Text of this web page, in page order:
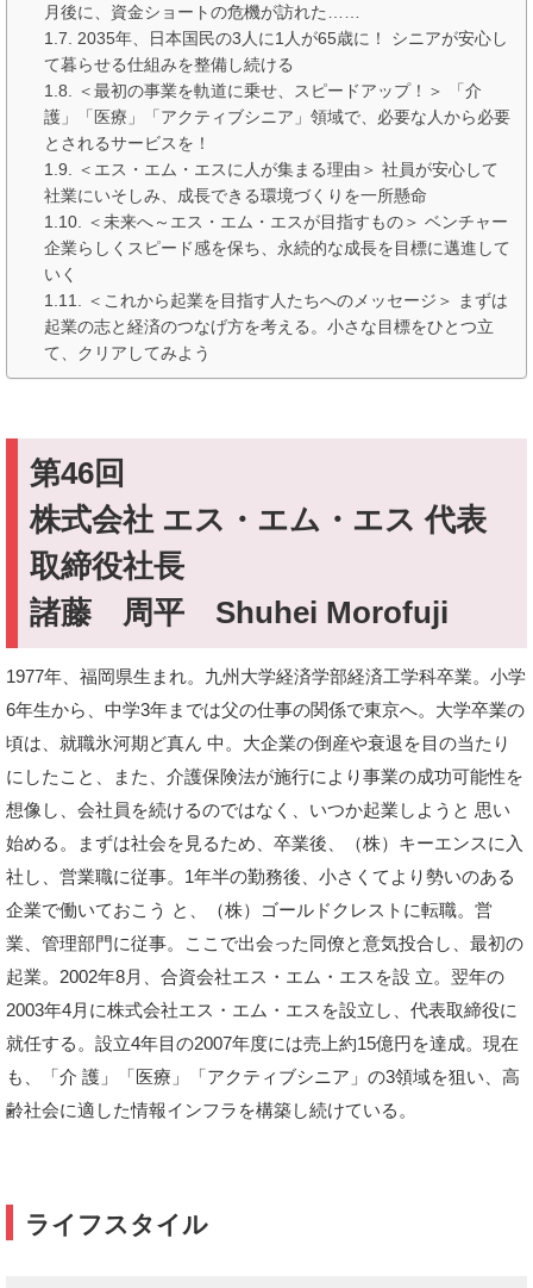
月後に、資金ショートの危機が訪れた……
2035年、日本国民の3人に1人が65歳に！ シニアが安心し
て暮らせる仕組みを整備し続ける
＜最初の事業を軌道に乗せ、スピードアップ！＞ 「介
護」「医療」「アクティブシニア」領域で、必要な人から必要
とされるサービスを！
＜エス・エム・エスに人が集まる理由＞ 社員が安心して
社業にいそしみ、成長できる環境づくりを一所懸命
＜未来へ～エス・エム・エスが目指すもの＞ ベンチャー
企業らしくスピード感を保ち、永続的な成長を目標に邁進して
いく
＜これから起業を目指す人たちへのメッセージ＞ まずは
起業の志と経済のつなげ方を考える。小さな目標をひとつ立
て、クリアしてみよう
第46回
株式会社 エス・エム・エス 代表
取締役社長
諸藤 周平 Shuhei Morofuji
1977年、福岡県生まれ。九州大学経済学部経済工学科卒業。小学
6年生から、中学3年までは父の仕事の関係で東京へ。大学卒業の
頃は、就職氷河期ど真ん 中。大企業の倒産や衰退を目の当たり
にしたこと、また、介護保険法が施行により事業の成功可能性を
想像し、会社員を続けるのではなく、いつか起業しようと 思い
始める。まずは社会を見るため、卒業後、（株）キーエンスに入
社し、営業職に従事。1年半の勤務後、小さくてより勢いのある
企業で働いておこう と、（株）ゴールドクレストに転職。営
業、管理部門に従事。ここで出会った同僚と意気投合し、最初の
起業。2002年8月、合資会社エス・エム・エスを設 立。翌年の
2003年4月に株式会社エス・エム・エスを設立し、代表取締役に
就任する。設立4年目の2007年度には売上約15億円を達成。現在
も、「介 護」「医療」「アクティブシニア」の3領域を狙い、高
齢社会に適した情報インフラを構築し続けている。
ライフスタイル